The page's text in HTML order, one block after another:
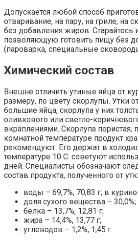
Допускается любой способ
отваривание, на пару, на гриле, на
без добавления жиров. Старайтесь
позволяющую готовить пищу без
(пароварка, специальные
Химический состав
Внешне отличить утиные яйца от
размеру, по цвету скорлупы. Утки
большие яйца, скорлупа у них
оливкового или светло-
вкраплениями. Скорлупа пористая,
комнатной температуре продукт
рекомендуют. Его держат в
температуре 10 С: советуют
дней. Специалисты обозначают
состав продукта, полученного от
воды – 69,7%, 70,83 г; в
доля сухого вещества –
белка – 13,7%, 12,81 г;
жира – 14,4%, 13,77 г;
углеводов – 1,2%, 1,45 г.